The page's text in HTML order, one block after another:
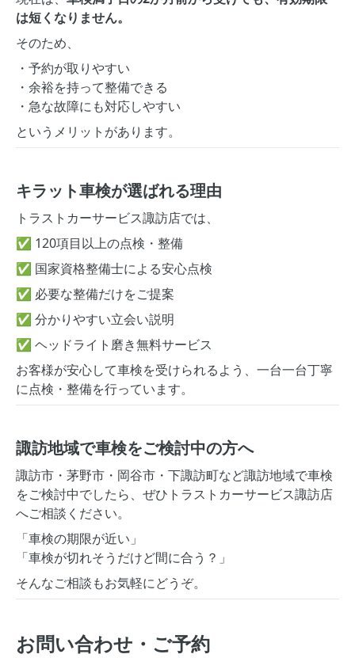
は短くなりません。
そのため、
・予約が取りやすい
・余裕を持って整備できる
・急な故障にも対応しやすい
というメリットがあります。
キラット車検が選ばれる理由
トラストカーサービス諏訪店では、
✅ 120項目以上の点検・整備
✅ 国家資格整備士による安心点検
✅ 必要な整備だけをご提案
✅ 分かりやすい立会い説明
✅ ヘッドライト磨き無料サービス
お客様が安心して車検を受けられるよう、一台一台丁寧
に点検・整備を行っています。
諏訪地域で車検をご検討中の方へ
諏訪市・茅野市・岡谷市・下諏訪町など諏訪地域で車検
をご検討中でしたら、ぜひトラストカーサービス諏訪店
へご相談ください。
「車検の期限が近い」
「車検が切れそうだけど間に合う？」
そんなご相談もお気軽にどうぞ。
お問い合わせ・ご予約